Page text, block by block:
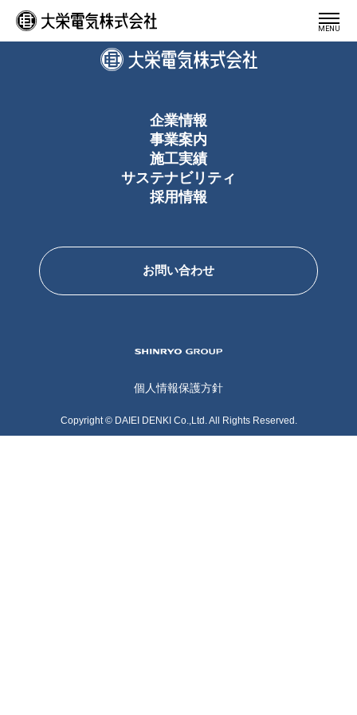
MENU
企業情報
事業案内
施工実績
サステナビリティ
採用情報
お問い合わせ
SHINRYO
個人情報保護方針
Copyright © DAIEI DENKI Co.,Ltd. All Rights Reserved.